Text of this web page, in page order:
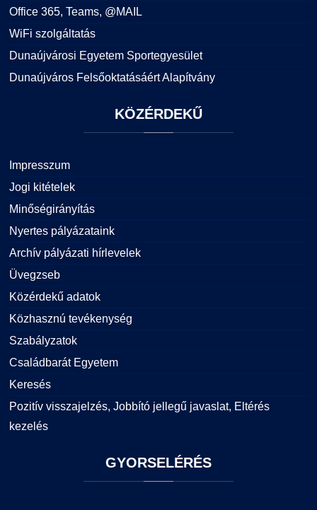
Office 365, Teams, @MAIL
WiFi szolgáltatás
Dunaújvárosi Egyetem Sportegyesület
Dunaújváros Felsőoktatásáért Alapítvány
KÖZÉRDEKŰ
Impresszum
Jogi kitételek
Minőségirányítás
Nyertes pályázataink
Archív pályázati hírlevelek
Üvegzseb
Közérdekű adatok
Közhasznú tevékenység
Szabályzatok
Családbarát Egyetem
Keresés
Pozitív visszajelzés, Jobbító jellegű javaslat, Eltérés
kezelés
GYORSELÉRÉS